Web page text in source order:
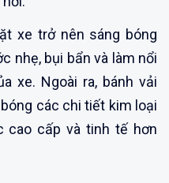
xe trở nên sáng bóng
nhẹ, bụi bẩn và làm nổi
xe. Ngoài ra, bánh vải
các chi tiết kim loại
cao cấp và tinh tế hơn